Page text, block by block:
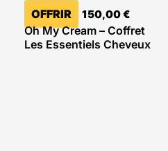
OFFRIR 150,00€
Oh My Cream – Coffret
Les Essentiels Cheveux